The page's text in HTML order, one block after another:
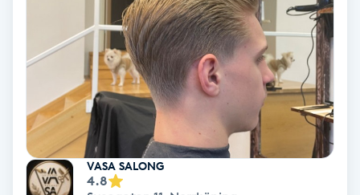
Vaxning brasiliansk
Veterinär
Vibrationsmassage
Vinyasa Yoga
VASA SALONG
4.8